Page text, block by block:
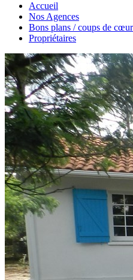
Accueil
Nos Agences
Bons plans / coups de cœur
Propriétaires